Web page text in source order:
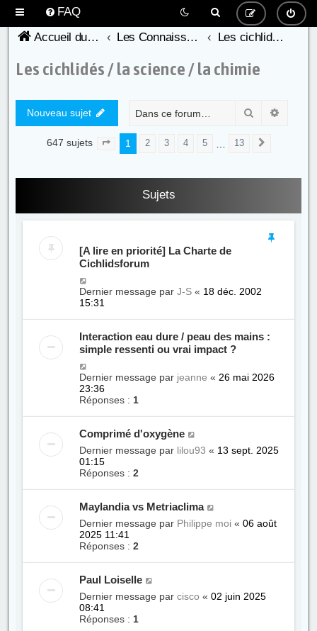
FAQ
Accueil du forum de l'AFC
Les Connaissances Cichlidophiles Les cichlidés / la science / la chimie
Les cichlidés / la science / la chimie
Nouveau sujet Rechercher
647 sujets Page sur 13
1 2 3 4 5 13
Sujets
[A lire en priorité] La Charte de
Cichlidsforum
Dernier message parJ-S « 18 déc. 2002
15:31
Interaction eau dure / peau des mains :
simple ressenti ou vrai impact ?
Dernier message par jeanne « 26 mai 2026
23:36
Réponses : 1
Comprimé d'oxygène
Dernier message par lilou93 « 13 sept. 2025
01:15
Réponses :2
Maylandia vs Metriaclima
Dernier message par Philippe moi «06 août
2025 11:41
Réponses :2
Paul Loiselle
Dernier message parcisco «02 juin 2025
08:41
Réponses : 1